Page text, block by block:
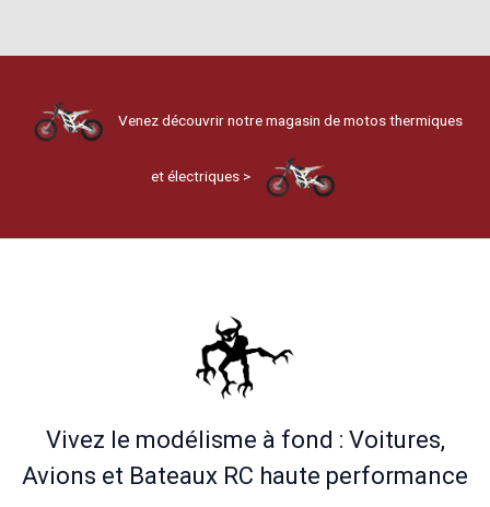
Venez découvrir notre magasin de motos thermiques
et électriques >
Vivez le modélisme à fond : Voitures,
Avions et Bateaux RC haute performance